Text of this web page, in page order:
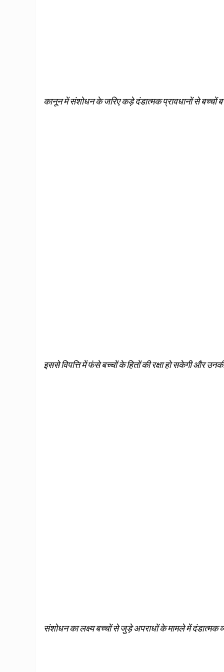
कानून में संशोधन के जरिए कड़े दंडात्‍मक प्रावधानों से बच्‍चों
इससे विपत्ति में फंसे बच्‍चों के हितों की रक्षा हो सकेगी और
संशोधन का लक्ष्‍य बच्‍चों से जुड़े अपराधों के मामले में